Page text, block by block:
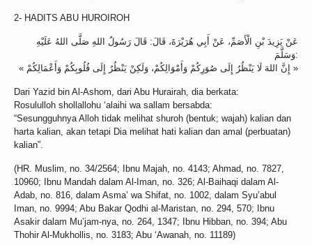
2- HADITS ABU HUROIROH
عَنْ يَزِيدَ بْنِ الْأَصَمِّ، عَنْ أَبِي هُرَيْرَةَ، قَالَ: قَالَ رَسُولُ اللهِ صَلَّى اللهُ عَلَيْهِ
وَسَلَّمَ:
« إِنَّ اللهَ لَا يَنْظُرُ إِلَى صُوَرِكُمْ وَأَمْوَالِكُمْ، وَلَكِنْ يَنْظُرُ إِلَى قُلُوبِكُمْ وَأَعْمَالِكُمْ »
Dari Yazid bin Al-Ashom, dari Abu Hurairah, dia berkata:
Rosululloh shollallohu ‘alaihi wa sallam bersabda:
“Sesungguhnya Alloh tidak melihat shuroh (bentuk; wajah) kalian dan
harta kalian, akan tetapi Dia melihat hati kalian dan amal (perbuatan)
kalian”.
(HR. Muslim, no. 34/2564; Ibnu Majah, no. 4143; Ahmad, no. 7827,
10960; Ibnu Mandah dalam Al-Iman, no. 326; Al-Baihaqi dalam Al-
Adab, no. 816, dalam Asma’ wa Shifat, no. 1002, dalam Syu’abul
Iman, no. 9994; Abu Bakar Qodhi al-Maristan, no. 294, 570; Ibnu
Asakir dalam Mu’jam-nya, no. 264, 1347; Ibnu Hibban, no. 394; Abu
Thohir Al-Mukhollis, no. 3183; Abu ‘Awanah, no. 11189)